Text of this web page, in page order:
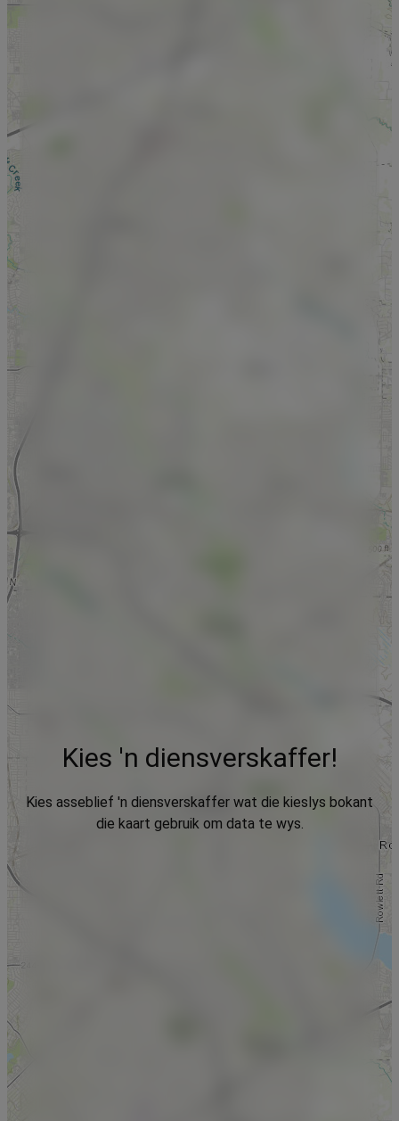
Kies 'n diensverskaffer!
Kies asseblief 'n diensverskaffer wat die kieslys bokant
die kaart gebruik om data te wys.